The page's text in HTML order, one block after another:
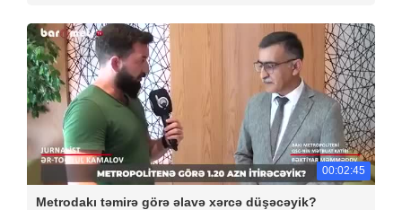
00:02:45
Metrodakı təmirə görə əlavə xərcə düşəcəyik?